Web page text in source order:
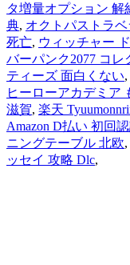
タ増量オプション 解
典, オクトパストラ
死亡, ウィッチャー
バーパンク2077 コレ
ティーズ 面白くない,
ヒーローアカデミア
滋賀, 楽天
Amazon D払い 初回
ニングテーブル 北欧,
ッセイ 攻略 Dlc,